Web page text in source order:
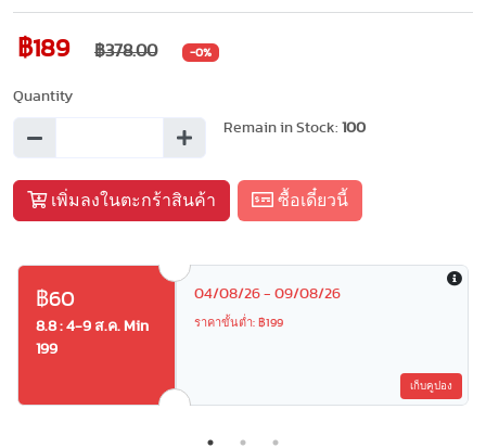
฿189 ฿378.00 -0%
Quantity
Remain in Stock: 100
เพิ่มลงในตะกร้าสินค้า ซื้อเดี๋ยวนี้
฿60
8.8 : 4-9 ส.ค. Min
199
04/08/26 - 09/08/26
ราคาขั้นต่ำ: ฿199
เก็บคูปอง